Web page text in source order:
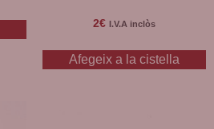
2€ I.V.A inclòs
Afegeix a la cistella